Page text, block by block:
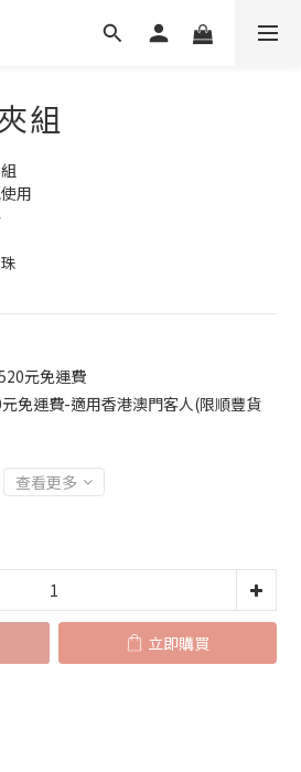
組
用
元免運費
免運費-適用香港澳門客人(限順豐貨
查看更多
立即購買